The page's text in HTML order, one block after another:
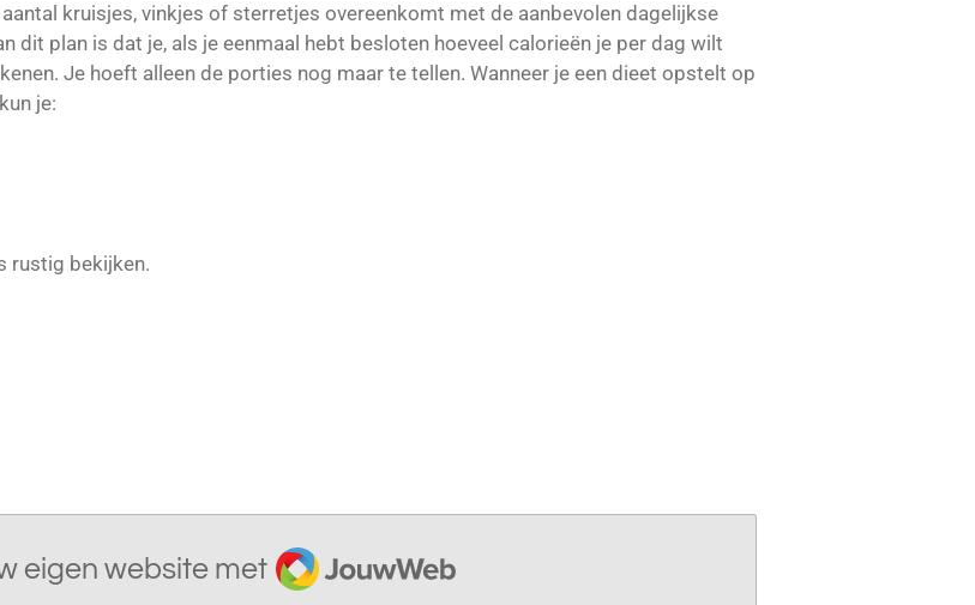
kruisjes, vinkjes of sterretjes overeenkomt met de aanbevolen dagelijkse
dit plan is dat je, als je eenmaal hebt besloten hoeveel calorieën je per dag wilt
Je hoeft alleen de porties nog maar te tellen. Wanneer je een dieet opstelt op
je:
rustig bekijken.
eigen website met
JouwWeb